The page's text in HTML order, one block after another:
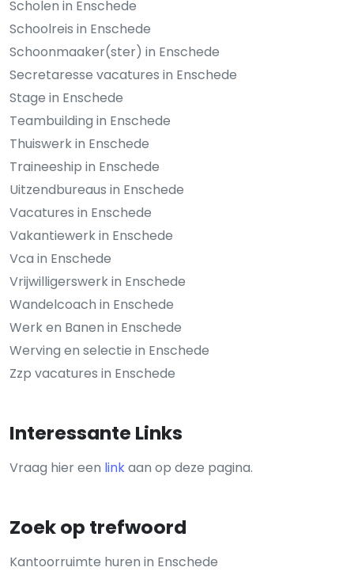
Scholen in Enschede
Schoolreis in Enschede
Schoonmaaker(ster) in Enschede
Secretaresse vacatures in Enschede
Stage in Enschede
Teambuilding in Enschede
Thuiswerk in Enschede
Traineeship in Enschede
Uitzendbureaus in Enschede
Vacatures in Enschede
Vakantiewerk in Enschede
Vca in Enschede
Vrijwilligerswerk in Enschede
Wandelcoach in Enschede
Werk en Banen in Enschede
Werving en selectie in Enschede
Zzp vacatures in Enschede
Interessante Links
Vraag hier een linkaan op deze pagina.
Zoek op trefwoord
Kantoorruimte huren in Enschede